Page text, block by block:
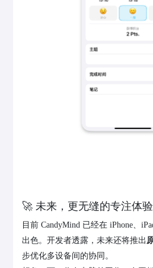
🚀 未来，更无缝的专注体验
目前 CandyMind 已经在 iPhone、
出色。开发者透露，未来还将推出
步优化多设备间的协同。